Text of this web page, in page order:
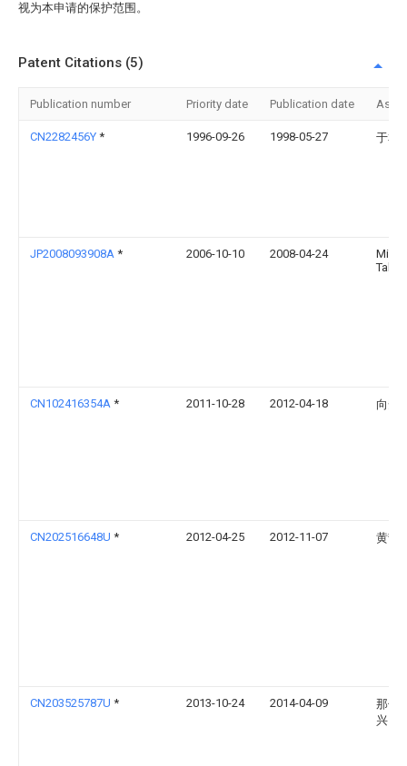
视为本申请的保护范围。
Patent Citations (5)
Publication number Priority date Publication date
CN2282456Y * 1996-09-26 1998-05-27 于本
JP2008093908A * 2006-10-10 2008-04-24
CN102416354A * 2011-10-28 2012-04-18 向安
CN202516648U * 2012-04-25 2012-11-07 黄哲
CN203525787U * 2013-10-24 2014-04-09
那仁
兴